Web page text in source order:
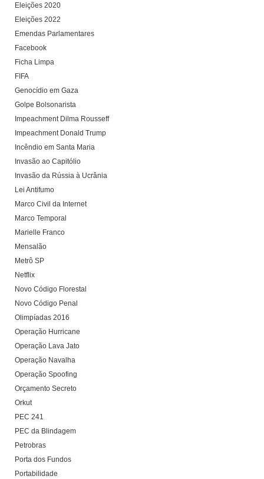
Eleições 2020
Eleições 2022
Emendas Parlamentares
Facebook
Ficha Limpa
FIFA
Genocídio em Gaza
Golpe Bolsonarista
Impeachment Dilma Rousseff
Impeachment Donald Trump
Incêndio em Santa Maria
Invasão ao Capitólio
Invasão da Rússia à Ucrânia
Lei Antifumo
Marco Civil da Internet
Marco Temporal
Marielle Franco
Mensalão
Metrô SP
Netflix
Novo Código Florestal
Novo Código Penal
Olimpíadas 2016
Operação Hurricane
Operação Lava Jato
Operação Navalha
Operação Spoofing
Orçamento Secreto
Orkut
PEC 241
PEC da Blindagem
Petrobras
Porta dos Fundos
Portabilidade